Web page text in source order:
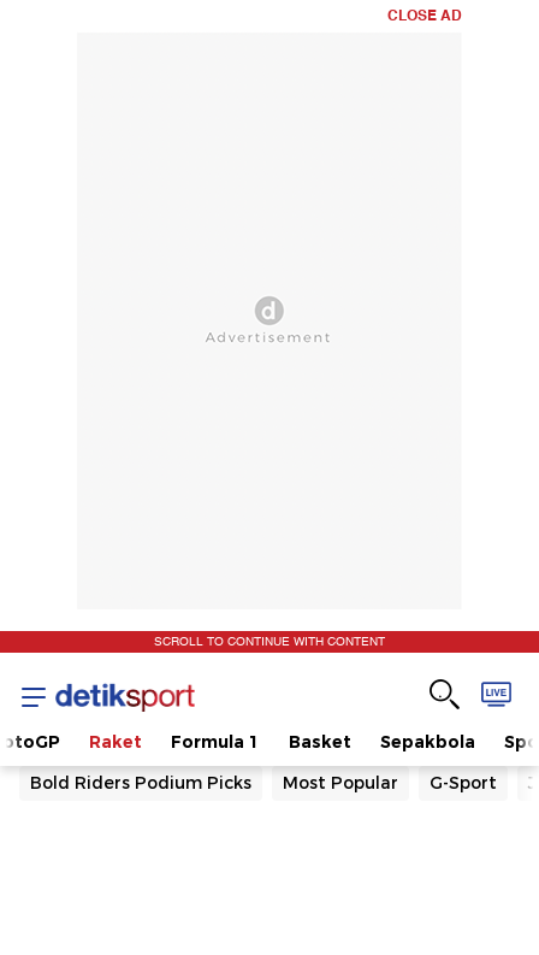
CLOSE AD
SCROLL TO CONTINUE WITH CONTENT
Raket Formula 1 Basket Sepakbola
Bold Riders Podium Picks
Most Popular G-Sport